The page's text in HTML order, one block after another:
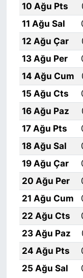
10 Ağu Pts
11 Ağu Sal
12 Ağu Çar
13 Ağu Per
14 Ağu Cum
15 Ağu Cts
16 Ağu Paz
17 Ağu Pts
18 Ağu Sal
19 Ağu Çar
20 Ağu Per
21 Ağu Cum
22 Ağu Cts
23 Ağu Paz
24 Ağu Pts
25 Ağu Sal